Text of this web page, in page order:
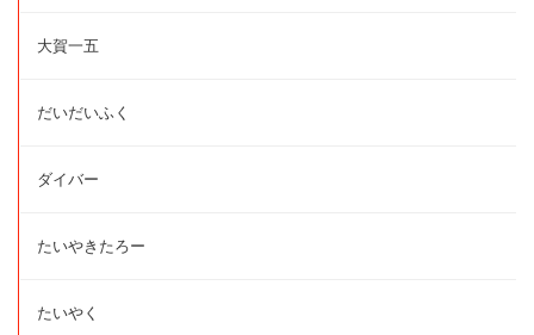
大賀一五
だいだいふく
ダイバー
たいやきたろー
たいやく